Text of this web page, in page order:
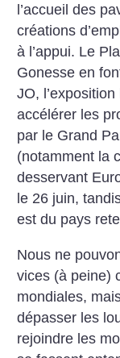
l’accueil des
créations
à l’appui. Le
Gonesse en
JO,
accélérer les
par le Grand
(notamment la
desservant
le 26 juin,
est du pays
Nous ne
vices (à peine)
mondiales,
dépasser les
rejoindre les